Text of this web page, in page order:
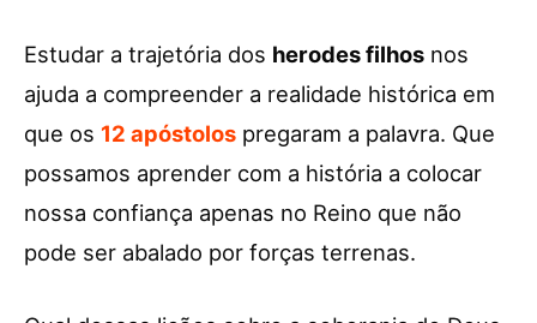
Estudar a trajetória dos herodes filhos nos
ajuda a compreender a realidade histórica em
que os 12 apóstolos pregaram a palavra. Que
possamos aprender com a história a colocar
nossa confiança apenas no Reino que não
pode ser abalado por forças terrenas.